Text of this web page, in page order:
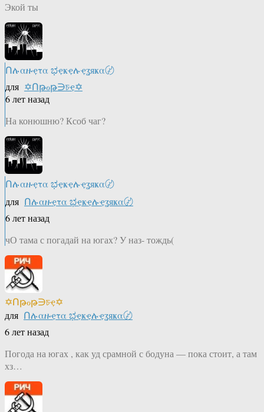
Экой ты
Ոሉαዙҿτα ಭҿҝҿሉҿʓяҝα〄
для ✡Ոթℴթ∋চҿ✡
6 лет назад
На конюшню? Ксоб чаг?
Ոሉαዙҿτα ಭҿҝҿሉҿʓяҝα〄
для Ոሉαዙҿτα ಭҿҝҿሉҿʓяҝα〄
6 лет назад
чО тама с погадай на югах? У наз- тождь(
✡Ոթℴթ∋চҿ✡
для Ոሉαዙҿτα ಭҿҝҿሉҿʓяҝα〄
6 лет назад
Погода на югах , как уд срамной с бодуна — пока стоит, а там
хз…